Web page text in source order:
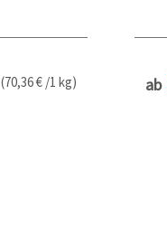
(70,36 € /1 kg) ab